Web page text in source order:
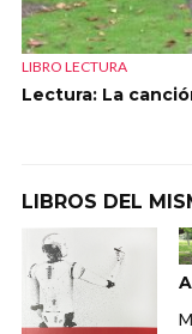
LIBRO LECTURA
Lectura: La
LIBROS DEL